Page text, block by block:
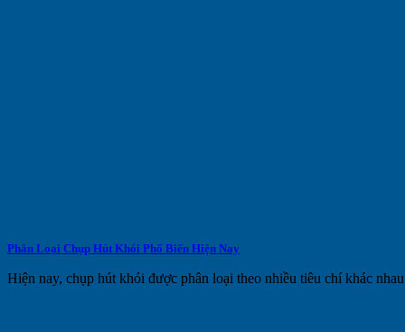
Phân Loại Chụp Hút Khói Phổ Biến Hiện Nay
Hiện nay, chụp hút khói được phân loại theo nhiều tiêu chí khác